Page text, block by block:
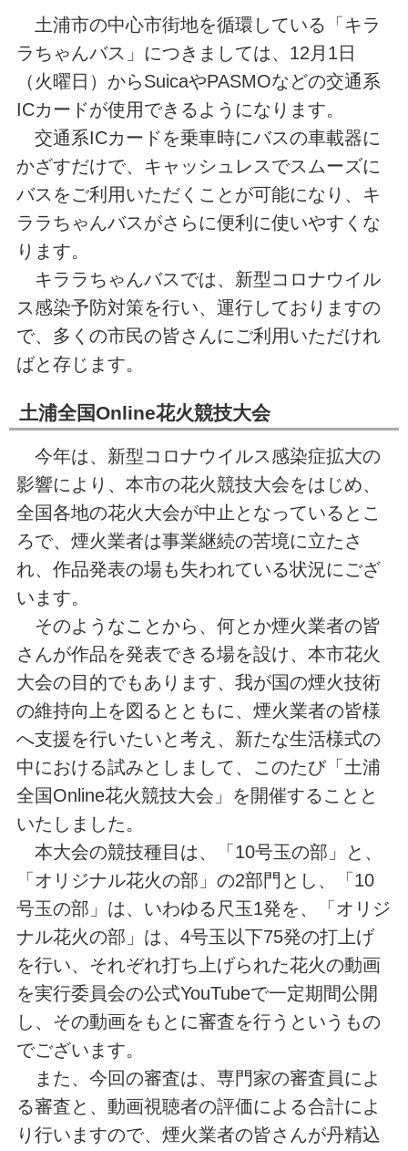
土浦市の中心市街地を循環している「キラ
ラちゃんバス」につきましては、12月1日
（火曜日）からSuicaやPASMOなどの交通系
ICカードが使用できるようになります。
交通系ICカードを乗車時にバスの車載器に
かざすだけで、キャッシュレスでスムーズに
バスをご利用いただくことが可能になり、キ
ララちゃんバスがさらに便利に使いやすくな
ります。
キララちゃんバスでは、新型コロナウイル
ス感染予防対策を行い、運行しておりますの
で、多くの市民の皆さんにご利用いただけれ
ばと存じます。
土浦全国Online花火競技大会
今年は、新型コロナウイルス感染症拡大の
影響により、本市の花火競技大会をはじめ、
全国各地の花火大会が中止となっているとこ
ろで、煙火業者は事業継続の苦境に立たさ
れ、作品発表の場も失われている状況にござ
います。
そのようなことから、何とか煙火業者の皆
さんが作品を発表できる場を設け、本市花火
大会の目的でもあります、我が国の煙火技術
の維持向上を図るとともに、煙火業者の皆様
へ支援を行いたいと考え、新たな生活様式の
中における試みとしまして、このたび「土浦
全国Online花火競技大会」を開催することと
いたしました。
本大会の競技種目は、「10号玉の部」と、
「オリジナル花火の部」の2部門とし、「10
号玉の部」は、いわゆる尺玉1発を、「オリジ
ナル花火の部」は、4号玉以下75発の打上げ
を行い、それぞれ打ち上げられた花火の動画
を実行委員会の公式YouTubeで一定期間公開
し、その動画をもとに審査を行うというもの
でございます。
また、今回の審査は、専門家の審査員によ
る審査と、動画視聴者の評価による合計によ
り行いますので、煙火業者の皆さんが丹精込